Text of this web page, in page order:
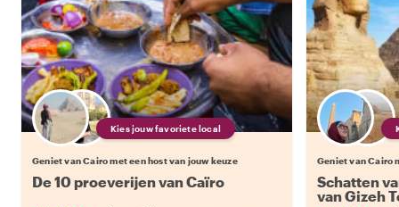
Kies jouw favoriete local
Geniet van Cairo met een host van jouw keuze
De 10 proeverijen van Caïro
Geniet van Cairo
Schatten
van Gizeh